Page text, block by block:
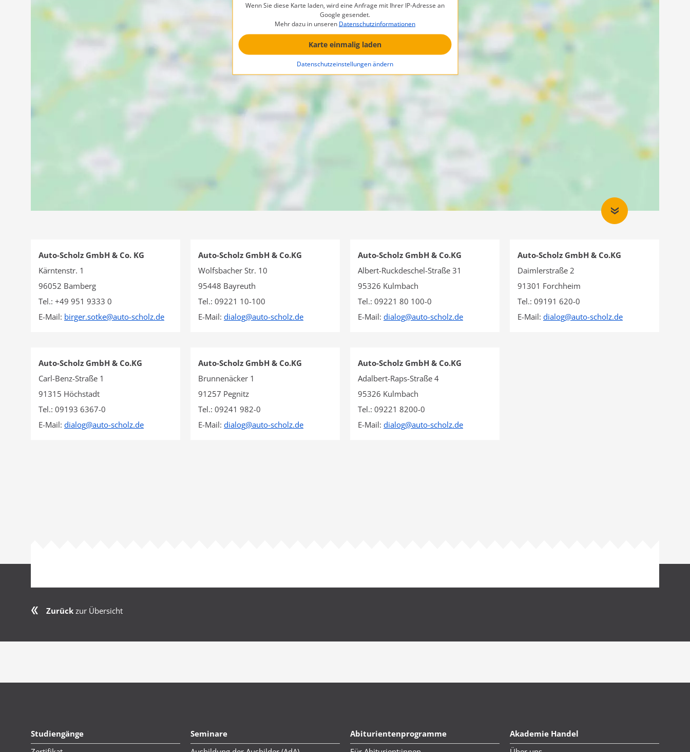
Wenn Sie diese Karte laden, wird eine Anfrage mit Ihrer IP-Adresse an
Google gesendet.
Mehr dazu in unseren Datenschutzinformationen
Karte einmalig laden
Datenschutzeinstellungen ändern
Auto-Scholz GmbH & Co. KG
Kärntenstr. 1
96052 Bamberg
Tel.: +49 951 9333 0
E-Mail: birger.sotke@auto-scholz.de
Auto-Scholz GmbH & Co.KG
Wolfsbacher Str. 10
95448 Bayreuth
Tel.: 09221 10-100
E-Mail: dialog@auto-scholz.de
Auto-Scholz GmbH & Co.KG
Albert-Ruckdeschel-Straße 31
95326 Kulmbach
Tel.: 09221 80 100-0
E-Mail: dialog@auto-scholz.de
Auto-Scholz GmbH & Co.KG
Daimlerstraße 2
91301 Forchheim
Tel.: 09191 620-0
E-Mail: dialog@auto-scholz.de
Auto-Scholz GmbH & Co.KG
Carl-Benz-Straße 1
91315 Höchstadt
Tel.: 09193 6367-0
E-Mail: dialog@auto-scholz.de
Auto-Scholz GmbH & Co.KG
Brunnenäcker 1
91257 Pegnitz
Tel.: 09241 982-0
E-Mail: dialog@auto-scholz.de
Auto-Scholz GmbH & Co.KG
Adalbert-Raps-Straße 4
95326 Kulmbach
Tel.: 09221 8200-0
E-Mail: dialog@auto-scholz.de
Zurück zur Übersicht
Studiengänge
Seminare
Abiturientenprogramme
Akademie Handel